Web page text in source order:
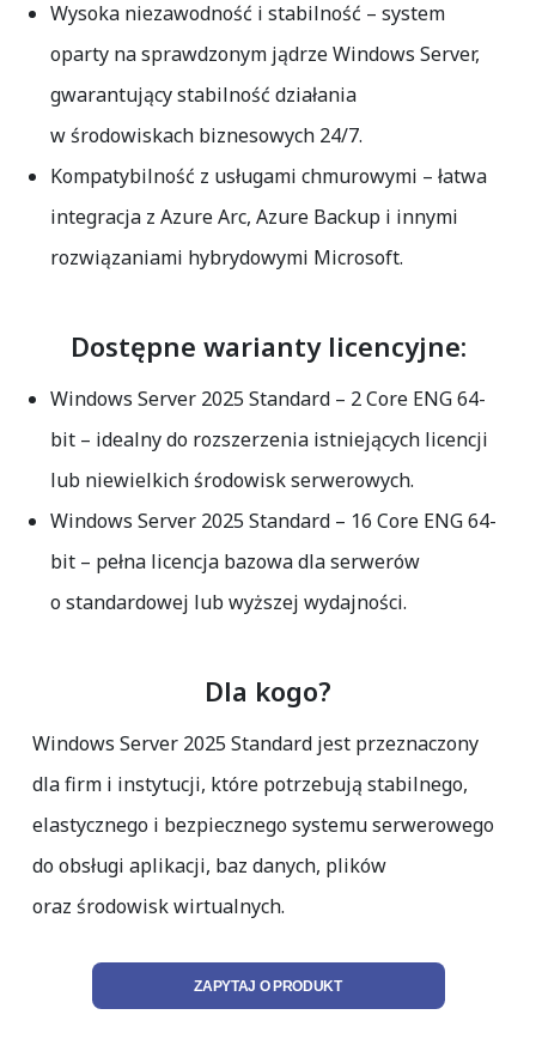
Wysoka niezawodność i stabilność – system
oparty na sprawdzonym jądrze Windows Server,
gwarantujący stabilność działania
w środowiskach biznesowych 24/7.
Kompatybilność z usługami chmurowymi – łatwa
integracja z Azure Arc, Azure Backup i innymi
rozwiązaniami hybrydowymi Microsoft.
Dostępne warianty licencyjne:
Windows Server 2025 Standard – 2 Core ENG 64-
bit– idealny do rozszerzenia istniejących licencji
lub niewielkich środowisk serwerowych.
Windows Server 2025 Standard – 16 Core ENG 64-
bit– pełna licencja bazowa dla serwerów
o standardowej lub wyższej wydajności.
Dla kogo?
Windows Server 2025 Standard jest przeznaczony
dla firm i instytucji, które potrzebują stabilnego,
elastycznego i bezpiecznego systemu serwerowego
do obsługi aplikacji, baz danych, plików
oraz środowisk wirtualnych.
ZAPYTAJ O PRODUKT